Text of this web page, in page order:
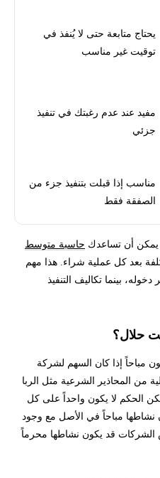
يحتاج متابعة حتى لا يُنفذ في
توقيت غير مناسب
مفيد عند عدم رغبتك في تنفيذ
جزئي
مناسب إذا قبلت بتنفيذ جزء من
الصفقة فقط
يمكن أن تساعدك حاسبة متوسط
بعد كل عملية شراء. هذا مهم
بينما تكاليف التنفيذ
حلال؟
مباحاً إذا كان السهم لشركة
من المحاذير الشرعية مثل الربا
الحكم لا يكون واحداً على كل
مباحاً في الأصل مع وجود
الشركات قد يكون نشاطها محرماً